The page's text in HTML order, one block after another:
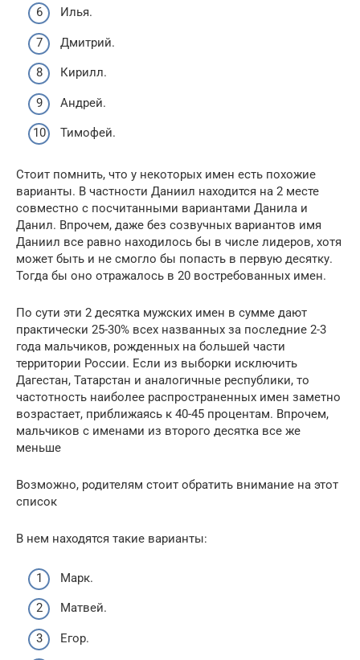
Илья.
Дмитрий.
Кирилл.
Андрей.
Тимофей.
Стоит помнить, что у некоторых имен есть похожие
варианты. В частности Даниил находится на 2 месте
совместно с посчитанными вариантами Данила и
Данил. Впрочем, даже без созвучных вариантов имя
Даниил все равно находилось бы в числе лидеров, хотя
может быть и не смогло бы попасть в первую десятку.
Тогда бы оно отражалось в 20 востребованных имен.
По сути эти 2 десятка мужских имен в сумме дают
практически 25-30% всех названных за последние 2-3
года мальчиков, рожденных на большей части
территории России. Если из выборки исключить
Дагестан, Татарстан и аналогичные республики, то
частотность наиболее распространенных имен заметно
возрастает, приближаясь к 40-45 процентам. Впрочем,
мальчиков с именами из второго десятка все же
меньше
Возможно, родителям стоит обратить внимание на этот
список
В нем находятся такие варианты:
Марк.
Матвей.
Егор.